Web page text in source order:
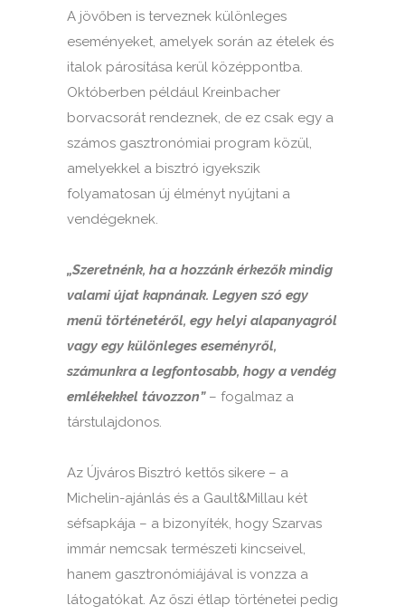
A jövőben is terveznek különleges
eseményeket, amelyek során az ételek és
italok párosítása kerül középpontba.
Októberben például Kreinbacher
borvacsorát rendeznek, de ez csak egy a
számos gasztronómiai program közül,
amelyekkel a bisztró igyekszik
folyamatosan új élményt nyújtani a
vendégeknek.
„Szeretnénk, ha a hozzánk érkezők mindig
valami újat kapnának. Legyen szó egy
menü történetéről, egy helyi alapanyagról
vagy egy különleges eseményről,
számunkra a legfontosabb, hogy a vendég
emlékekkel távozzon” – fogalmaz a
társtulajdonos.
Az Újváros Bisztró kettős sikere – a
Michelin-ajánlás és a Gault&Millau két
séfsapkája – a bizonyíték, hogy Szarvas
immár nemcsak természeti kincseivel,
hanem gasztronómiájával is vonzza a
látogatókat. Az őszi étlap történetei pedig